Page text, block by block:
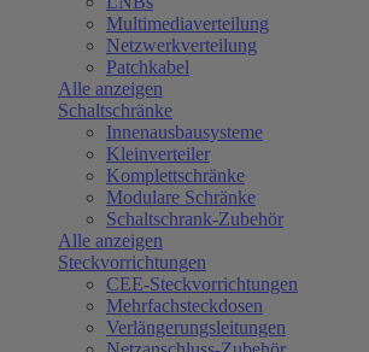
Multimediaverteilung
Netzwerkverteilung
Patchkabel
Alle anzeigen
Schaltschränke
Innenausbausysteme
Kleinverteiler
Komplettschränke
Modulare Schränke
Schaltschrank-Zubehör
Alle anzeigen
Steckvorrichtungen
CEE-Steckvorrichtungen
Mehrfachsteckdosen
Verlängerungsleitungen